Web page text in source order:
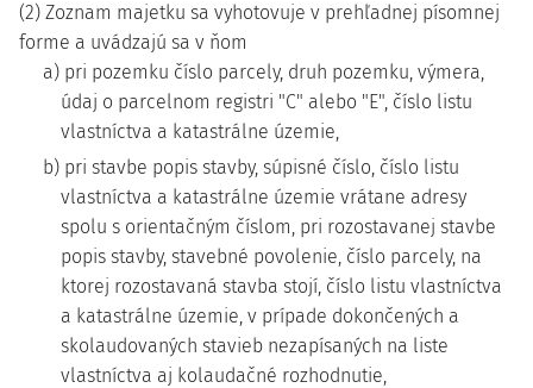
(2) Zoznam majetku sa vyhotovuje v prehľadnej písomnej
forme a uvádzajú sa v ňom
a) pri pozemku číslo parcely, druh pozemku, výmera,
údaj o parcelnom registri "C" alebo "E", číslo listu
vlastníctva a katastrálne územie,
b) pri stavbe popis stavby, súpisné číslo, číslo listu
vlastníctva a katastrálne územie vrátane adresy
spolu s orientačným číslom, pri rozostavanej stavbe
popis stavby, stavebné povolenie, číslo parcely, na
ktorej rozostavaná stavba stojí, číslo listu vlastníctva
a katastrálne územie, v prípade dokončených a
skolaudovaných stavieb nezapísaných na liste
vlastníctva aj kolaudačné rozhodnutie,